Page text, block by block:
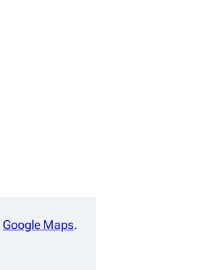
Google Maps.